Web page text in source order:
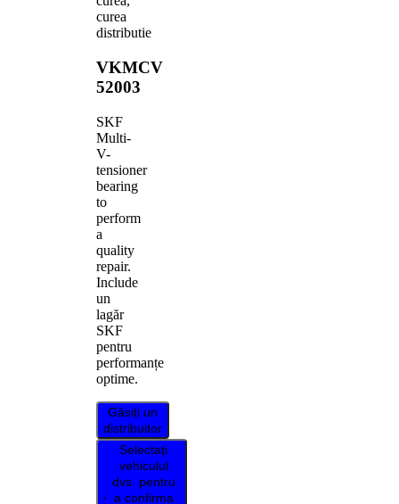
curea
distributie
VKMCV
52003
SKF
Multi-
V-
tensioner
bearing
to
perform
a
quality
repair.
Include
un
lagăr
SKF
pentru
performanțe
optime.
Găsiți un
distribuitor
Selectați
vehiculul
dvs. pentru
a confirma